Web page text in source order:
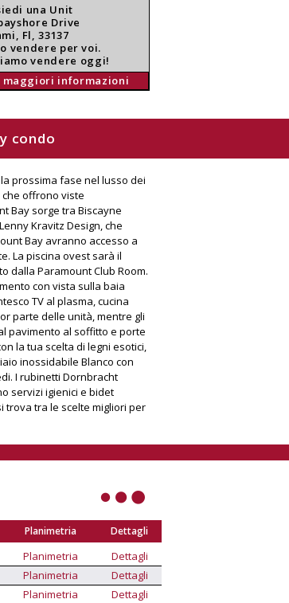
una Unit
Drive
Fl, 33137
vendere per voi.
vendere oggi!
informazioni
condo
prossima fase nel lusso dei
offrono viste
Bay sorge tra Biscayne
Kravitz Design, che
Bay avranno accesso a
La piscina ovest sarà il
dalla Paramount Club Room.
con vista sulla baia
TV al plasma, cucina
parte delle unità, mentre gli
pavimento al soffitto e porte
la tua scelta di legni esotici,
inossidabile Blanco con
I rubinetti Dornbracht
servizi igienici e bidet
trova tra le scelte migliori per
Planimetria Dettagli
Planimetria
Dettagli
Planimetria
Dettagli
Planimetria
Dettagli